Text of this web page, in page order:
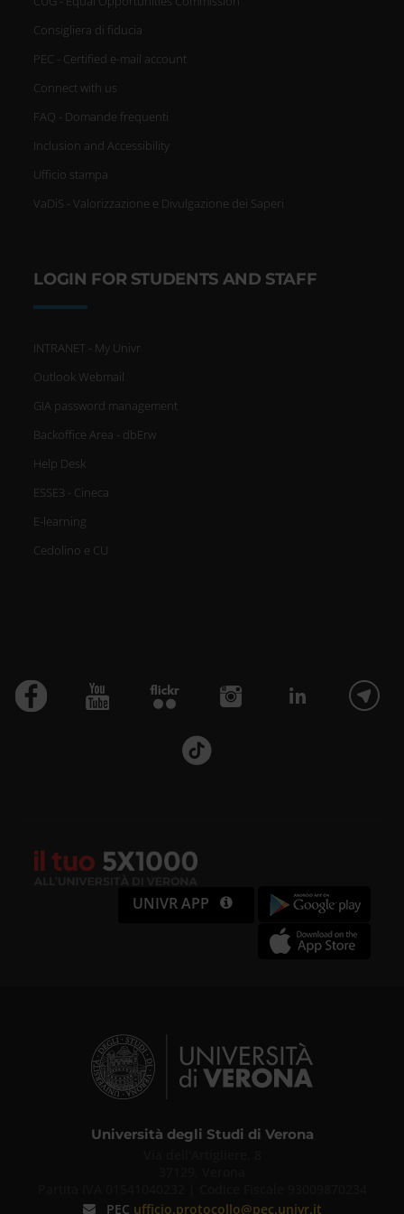
Consigliera di fiducia
PEC - Certified e-mail account
Connect with us
FAQ - Domande frequenti
Inclusion and Accessibility
Ufficio stampa
VaDiS - Valorizzazione e Divulgazione dei Saperi
LOGIN FOR STUDENTS AND STAFF
INTRANET - My Univr
Outlook Webmail
GIA password management
Backoffice Area - dbErw
Help Desk
ESSE3 - Cineca
E-learning
Cedolino e CU
UNIVR APP
Università degli Studi di Verona
PEC ufficio.protocollo@pec.univr.it